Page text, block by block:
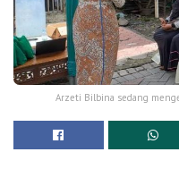
Arzeti Bilbina sedang